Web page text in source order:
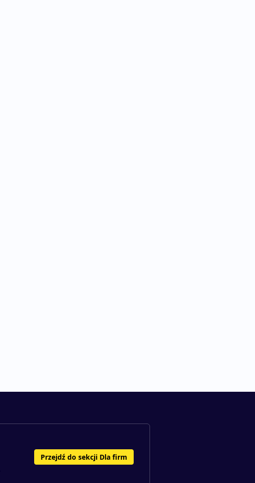
Przejdź do sekcji Dla firm